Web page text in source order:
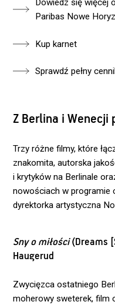
Dowiedz się więcej
Paribas Nowe
Kup karnet
Sprawdź pełny
Z Berlina i Wenecji
Trzy różne filmy, które
znakomita, autorska
i krytyków na Berlinale
nowościach w programie
dyrektorka artystyczna
Sny o miłości(Dreams
Haugerud
Zwycięzca ostatniego
moherowy sweterek, film